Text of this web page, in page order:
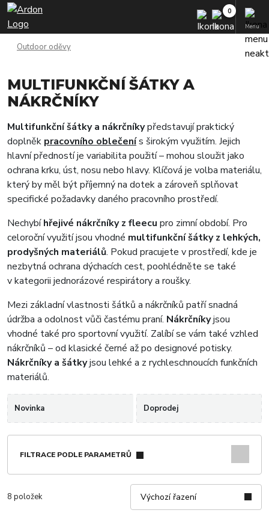
Menu
Outdoor oděvy
MULTIFUNKČNÍ ŠÁTKY A
NÁKRČNÍKY
Multifunkční šátky a nákrčníkypředstavují praktický
doplněk pracovního oblečenís širokým využitím. Jejich
hlavní předností je variabilita použití – mohou sloužit jako
ochrana krku, úst, nosu nebo hlavy. Klíčová je volba materiálu,
který by měl být příjemný na dotek a zároveň splňovat
specifické požadavky daného pracovního prostředí.
Nechybíhřejivé nákrčníky z fleecu pro zimní období. Pro
celoroční využití jsou vhodné multifunkční šátky z lehkých,
prodyšných materiálů. Pokud pracujete v prostředí, kde je
nezbytná ochrana dýchacích cest, poohlédněte se také
v kategorii jednorázové respirátory a roušky.
Mezi základní vlastnosti šátků a nákrčníků patří snadná
údržba a odolnost vůči častému praní. Nákrčníkyjsou
vhodné také pro sportovní využití. Zalíbí se vám také vzhled
nákrčníků – od klasické černé až po designové potisky.
Nákrčníky a šátkyjsou lehké a z rychleschnoucích funkčních
materiálů.
Novinka Doprodej
FILTRACE PODLE PARAMETRŮ
8 položek Výchozí řazení